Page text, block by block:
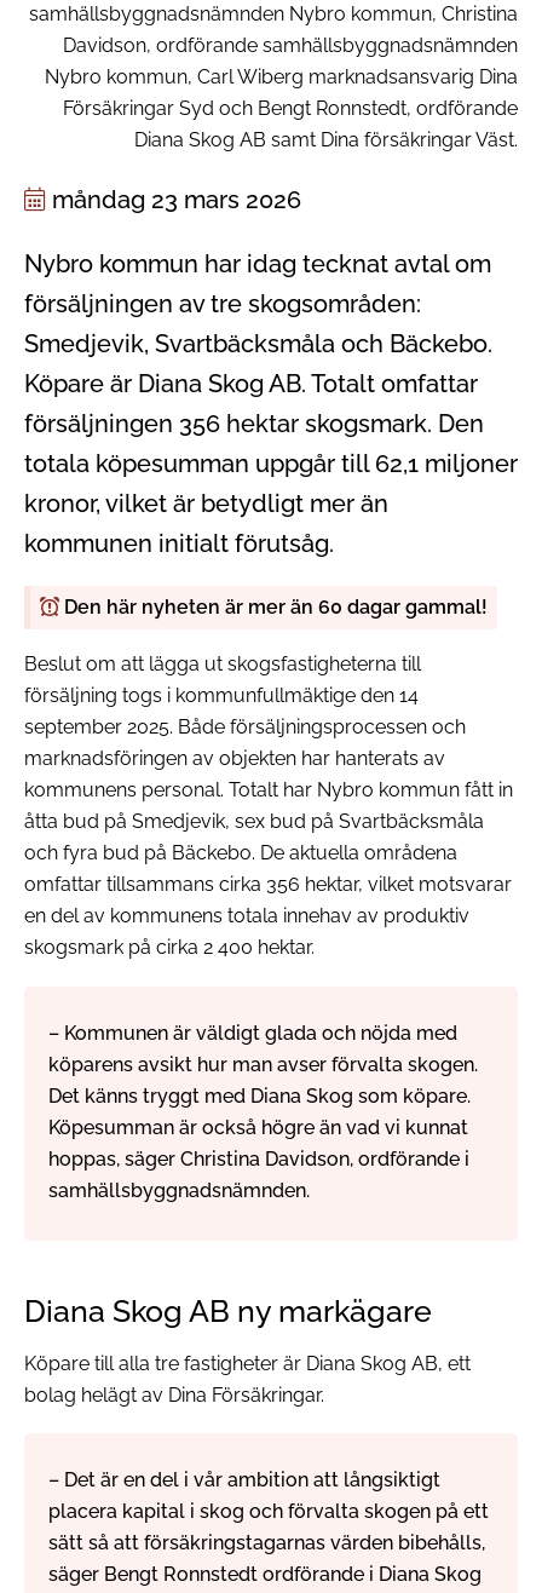
samhällsbyggnadsnämnden Nybro kommun, Christina
Davidson, ordförande samhällsbyggnadsnämnden
Nybro kommun, Carl Wiberg marknadsansvarig Dina
Försäkringar Syd och Bengt Ronnstedt, ordförande
Diana Skog AB samt Dina försäkringar Väst.
måndag 23 mars 2026
Nybro kommun har idag tecknat avtal om
försäljningen av tre skogsområden:
Smedjevik, Svartbäcksmåla och Bäckebo.
Köpare är Diana Skog AB. Totalt omfattar
försäljningen 356 hektar skogsmark. Den
totala köpesumman uppgår till 62,1 miljoner
kronor, vilket är betydligt mer än
kommunen initialt förutsåg.
Den här nyheten är mer än 60 dagar gammal!
Beslut om att lägga ut skogsfastigheterna till
försäljning togs i kommunfullmäktige den 14
september 2025. Både försäljningsprocessen och
marknadsföringen av objekten har hanterats av
kommunens personal. Totalt har Nybro kommun fått in
åtta bud på Smedjevik, sex bud på Svartbäcksmåla
och fyra bud på Bäckebo. De aktuella områdena
omfattar tillsammans cirka 356 hektar, vilket motsvarar
en del av kommunens totala innehav av produktiv
skogsmark på cirka 2 400 hektar.
– Kommunen är väldigt glada och nöjda med
köparens avsikt hur man avser förvalta skogen.
Det känns tryggt med Diana Skog som köpare.
Köpesumman är också högre än vad vi kunnat
hoppas, säger Christina Davidson, ordförande i
samhällsbyggnadsnämnden.
Diana Skog AB ny markägare
Köpare till alla tre fastigheter är Diana Skog AB, ett
bolag helägt av Dina Försäkringar.
– Det är en del i vår ambition att långsiktigt
placera kapital i skog och förvalta skogen på ett
sätt så att försäkringstagarnas värden bibehålls,
säger Bengt Ronnstedt ordförande i Diana Skog